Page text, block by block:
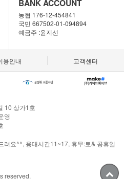
BANK ACCOUNT
농협 176-12-454841
국민 667502-01-094894
예금주 :윤지선
용안내 고객센터
10 상가1호
영
요^^, 응대시간11~17, 휴무:토& 공휴일
reserved.